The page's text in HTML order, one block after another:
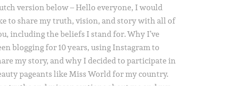
version below – Hello everyone, I would
to share my truth, vision, and story with all of
including the beliefs I stand for. Why I’ve
blogging for 10 years, using Instagram to
my story, and why I decided to participate in
pageants like Miss World for my country.